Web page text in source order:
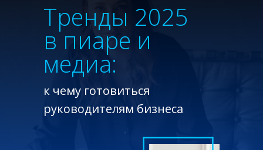
Тренды 2025
в пиаре и
медиа:
к чему готовиться
руководителям бизнеса